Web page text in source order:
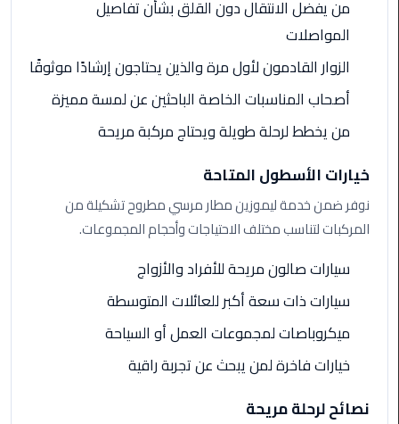
الخط
الساخن
ليموزين
مطار
العاصمة
الادارية
ليموزين
مطار
القاهرة
اسكندرية
العاصمة
مطار
من يفضل الانتقال دون القلق بشأن تفاصيل
المواصلات
الزوار القادمون لأول مرة والذين يحتاجون إرشادًا موثوقًا
أصحاب المناسبات الخاصة الباحثين عن لمسة مميزة
من يخطط لرحلة طويلة ويحتاج مركبة مريحة
خيارات الأسطول المتاحة
نوفر ضمن خدمة ليموزين مطار مرسي مطروح تشكيلة من
المركبات لتناسب مختلف الاحتياجات وأحجام المجموعات.
سيارات صالون مريحة للأفراد والأزواج
سيارات ذات سعة أكبر للعائلات المتوسطة
ميكروباصات لمجموعات العمل أو السياحة
خيارات فاخرة لمن يبحث عن تجربة راقية
نصائح لرحلة مريحة